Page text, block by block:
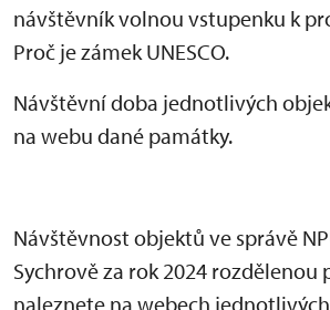
návštěvník volnou vstupenku k
Proč je zámek UNESCO.
Návštěvní doba jednotlivých
na webu dané památky.
Návštěvnost objektů ve správě
Sychrově za rok 2024 rozdělenou
naleznete na webech